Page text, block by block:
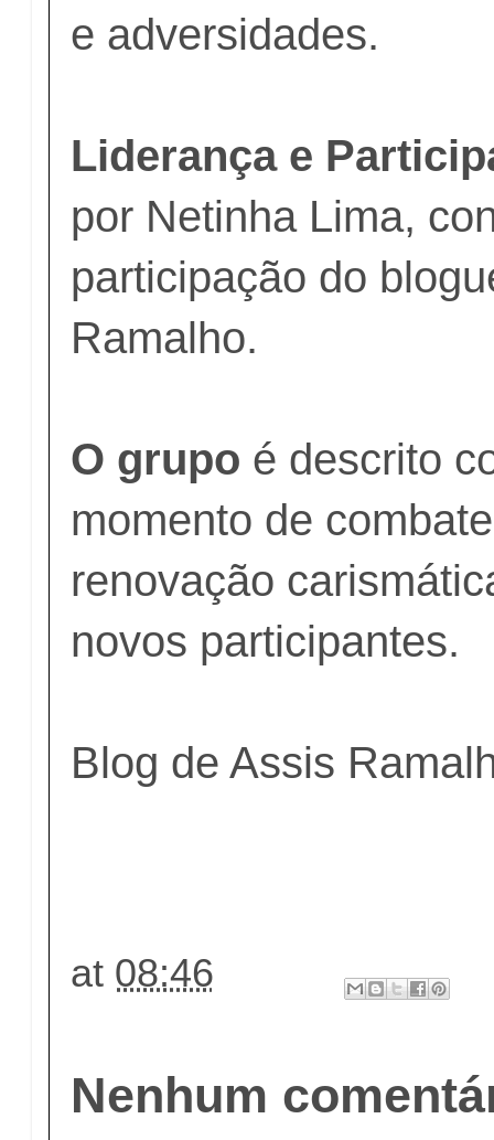
e adversidades.
Liderança e
por Netinha Lima,
participação do
Ramalho.
O grupo é descrito
momento de
renovação
novos participantes.
Blog de Assis
at 08:46
Nenhum